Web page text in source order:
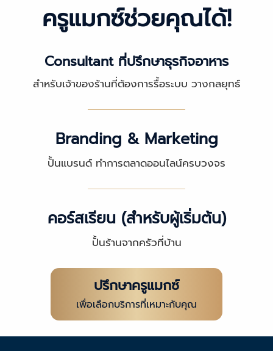
ครูแมกซ์ช่วยคุณได้!
Consultant ที่ปรึกษาธุรกิจอาหาร
สำหรับเจ้าของร้านที่ต้องการรื้อระบบ วางกลยุทธ์
Branding & Marketing
ปั้นแบรนด์ ทำการตลาดออนไลน์ครบวงจร
คอร์สเรียน (สำหรับผู้เริ่มต้น)
ปั้นร้านจากครัวที่บ้าน
ปรึกษาครูแมกซ์
เพื่อเลือกบริการที่เหมาะกับคุณ